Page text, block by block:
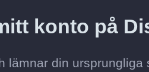
konto på
lämnar din ursprungliga